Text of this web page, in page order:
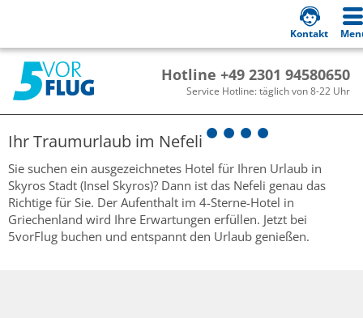
Hotline +49 2301 94580650
Service Hotline: täglich von 8-22 Uhr
Kontakt
Ihr Traumurlaub im Nefeli
Sie suchen ein ausgezeichnetes Hotel für Ihren Urlaub in
Skyros Stadt (Insel Skyros)? Dann ist das Nefeli genau das
Richtige für Sie. Der Aufenthalt im 4-Sterne-Hotel in
Griechenland wird Ihre Erwartungen erfüllen. Jetzt bei
5vorFlug buchen und entspannt den Urlaub genießen.